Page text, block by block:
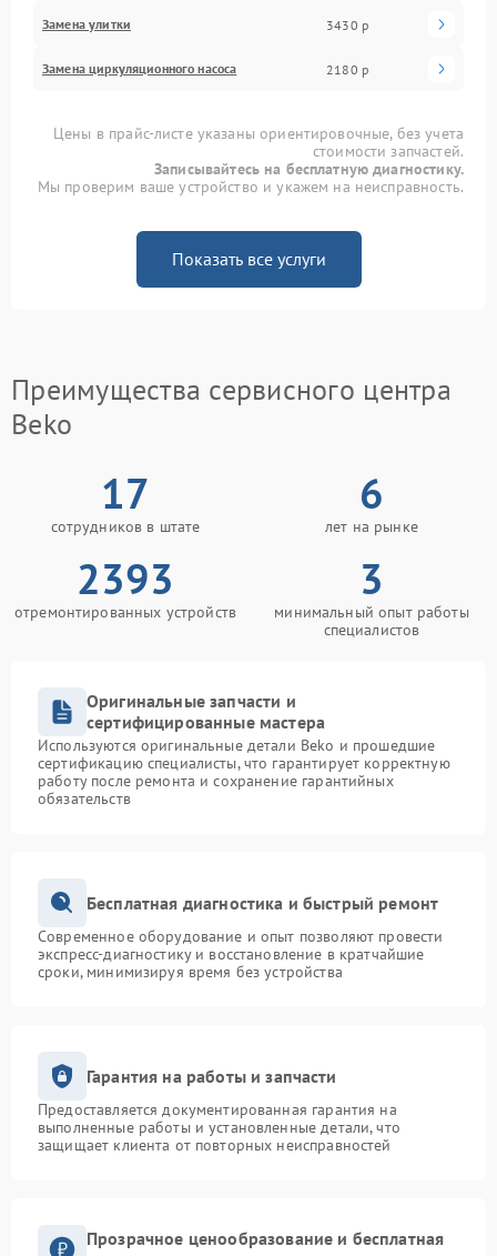
Замена улитки 3430 р
Замена циркуляционного насоса 2180 р
Цены в прайс-листе указаны ориентировочные, без учета
стоимости запчастей.
Записывайтесь на бесплатную диагностику.
Мы проверим ваше устройство и укажем на неисправность.
Показать все услуги
Преимущества сервисного центра
Beko
17
сотрудников в штате
6
лет на рынке
2393
отремонтированных устройств
3
минимальный опыт работы
специалистов
Оригинальные запчасти и
сертифицированные мастера
Используются оригинальные детали Beko и прошедшие
сертификацию специалисты, что гарантирует корректную
работу после ремонта и сохранение гарантийных
обязательств
Бесплатная диагностика и быстрый ремонт
Современное оборудование и опыт позволяют провести
экспресс-диагностику и восстановление в кратчайшие
сроки, минимизируя время без устройства
Гарантия на работы и запчасти
Предоставляется документированная гарантия на
выполненные работы и установленные детали, что
защищает клиента от повторных неисправностей
Прозрачное ценообразование и бесплатная